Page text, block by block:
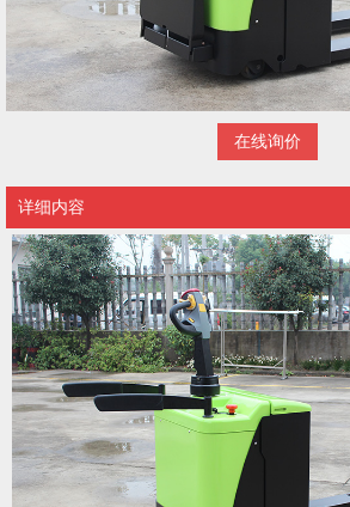
在线询价
详细内容